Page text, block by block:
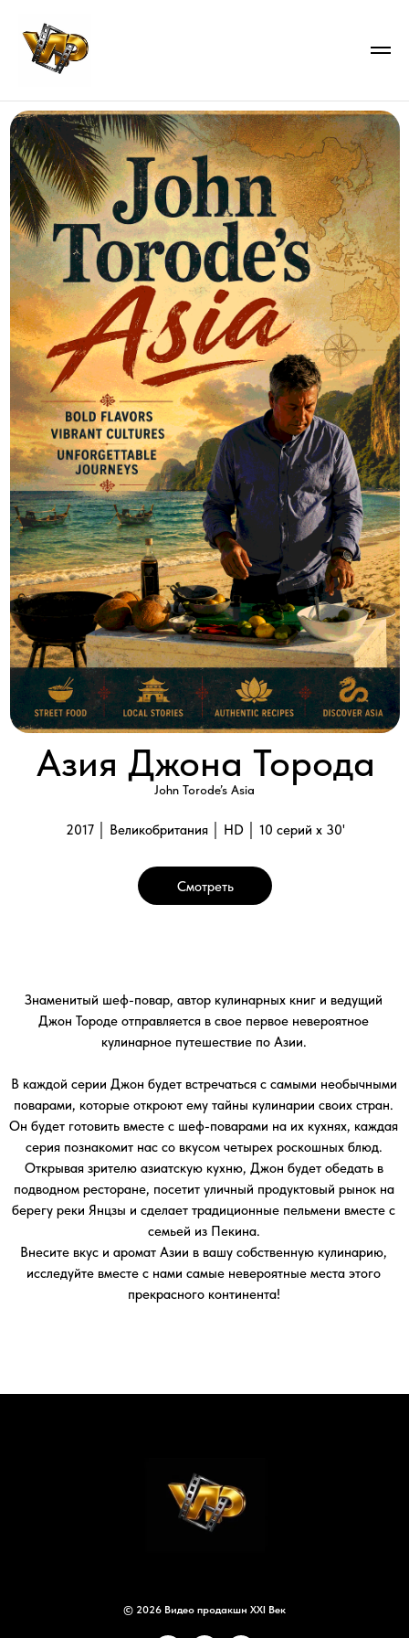
Азия Джона Торода
John Torode’s Asia
2017 │ Великобритания │ HD │ 10 серий x 30'
Смотреть
Знаменитый шеф-повар, автор кулинарных книг и ведущий
Джон Тороде отправляется в свое первое невероятное
В каждой серии Джон будет встречаться с самыми необычными
поварами, которые откроют ему тайны кулинарии своих стран.
серия познакомит нас со вкусом четырех роскошных блюд.
Открывая зрителю азиатскую кухню, Джон будет обедать в
берегу реки Янцзы и сделает традиционные пельмени вместе с
семьей из Пекина.
Внесите вкус и аромат Азии в вашу собственную кулинарию,
© 2026 Видео продакшн XXI Век